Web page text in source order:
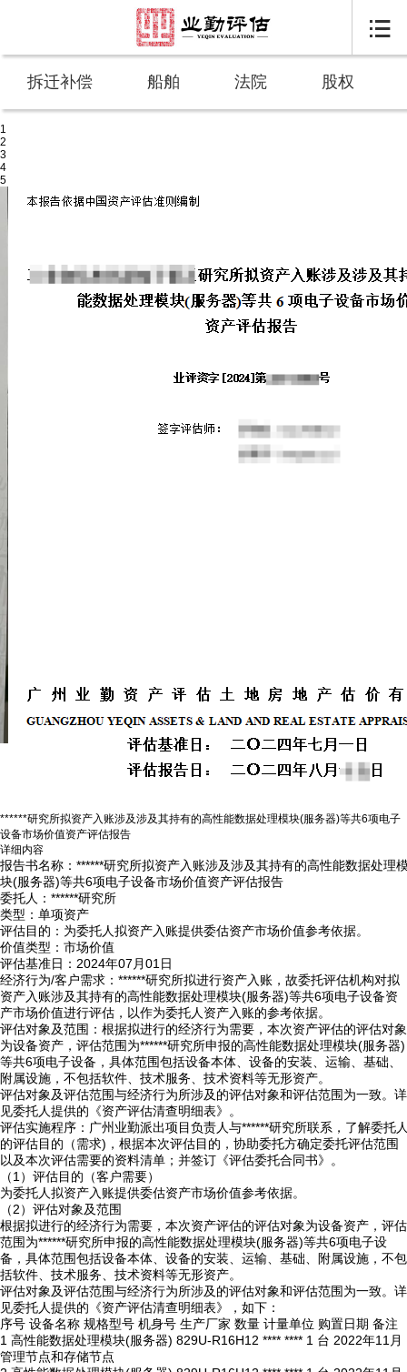

拆迁补偿 船舶 法院 股权
1
2
3
4
5
******研究所拟资产入账涉及涉及其持有的高性能数据处理模块(服务器)等共6项电子
设备市场价值资产评估报告
详细内容
报告书名称：******研究所拟资产入账涉及涉及其持有的高性能数据处理
块(服务器)等共6项电子设备市场价值资产评估报告
委托人：******研究所
类型：单项资产
评估目的：为委托人拟资产入账提供委估资产市场价值参考依据。
价值类型：市场价值
评估基准日：2024年07月01日
经济行为/客户需求：******研究所拟进行资产入账，故委托评估机构对拟
资产入账涉及其持有的高性能数据处理模块(服务器)等共6项电子设备资
产市场价值进行评估，以作为委托人资产入账的参考依据。
评估对象及范围：根据拟进行的经济行为需要，本次资产评估的评估对象
为设备资产，评估范围为******研究所申报的高性能数据处理模块(服务器)
等共6项电子设备，具体范围包括设备本体、设备的安装、运输、基础、
附属设施，不包括软件、技术服务、技术资料等无形资产。
评估对象及评估范围与经济行为所涉及的评估对象和评估范围为一致。详
见委托人提供的《资产评估清查明细表》。
评估实施程序：广州业勤派出项目负责人与******研究所联系，了解委托
的评估目的（需求)，根据本次评估目的，协助委托方确定委托评估范围
以及本次评估需要的资料清单；并签订《评估委托合同书》。
（1）评估目的（客户需要）
为委托人拟资产入账提供委估资产市场价值参考依据。
（2）评估对象及范围
根据拟进行的经济行为需要，本次资产评估的评估对象为设备资产，评估
范围为******研究所申报的高性能数据处理模块(服务器)等共6项电子设
备，具体范围包括设备本体、设备的安装、运输、基础、附属设施，不包
括软件、技术服务、技术资料等无形资产。
评估对象及评估范围与经济行为所涉及的评估对象和评估范围为一致。详
见委托人提供的《资产评估清查明细表》，如下：
序号 设备名称 规格型号 机身号 生产厂家 数量 计量单位 购置日期 备注
1 高性能数据处理模块(服务器) 829U-R16H12 **** **** 1 台 2022年11月
管理节点和存储节点